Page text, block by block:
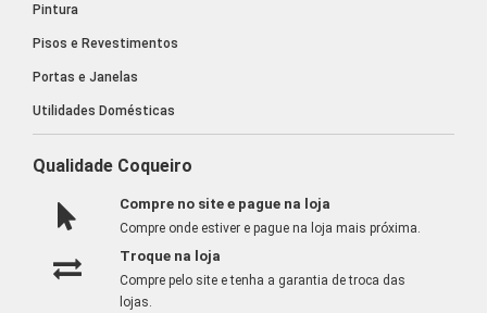
Pintura
Pisos e Revestimentos
Portas e Janelas
Utilidades Domésticas
Qualidade Coqueiro
Compre no site e pague na loja
Compre onde estiver e pague na loja mais próxima.
Troque na loja
Compre pelo site e tenha a garantia de troca das
lojas.